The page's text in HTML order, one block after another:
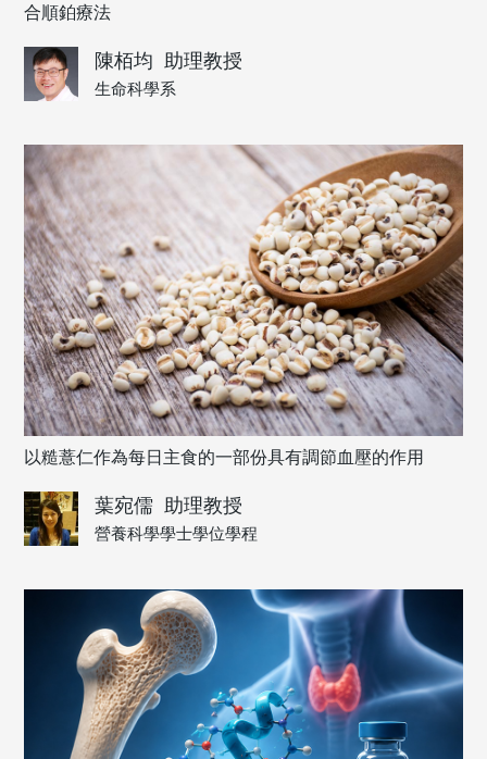
合順鉑療法
陳栢均 助理教授
生命科學系
以糙薏仁作為每日主食的一部份具有調節血壓的作用
葉宛儒 助理教授
營養科學學士學位學程